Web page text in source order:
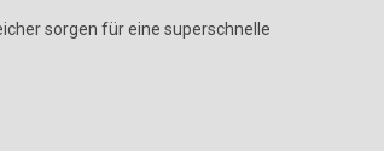
sorgen für eine superschnelle